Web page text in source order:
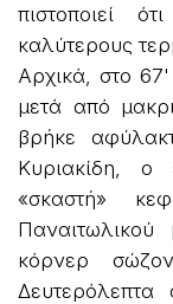
πιστοποιεί
καλύτερους
Αρχικά, στο
μετά από
βρήκε
Κυριακίδη, ο
«σκαστή»
κόρνερ